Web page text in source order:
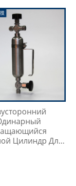
Стали
Цилиндр Для